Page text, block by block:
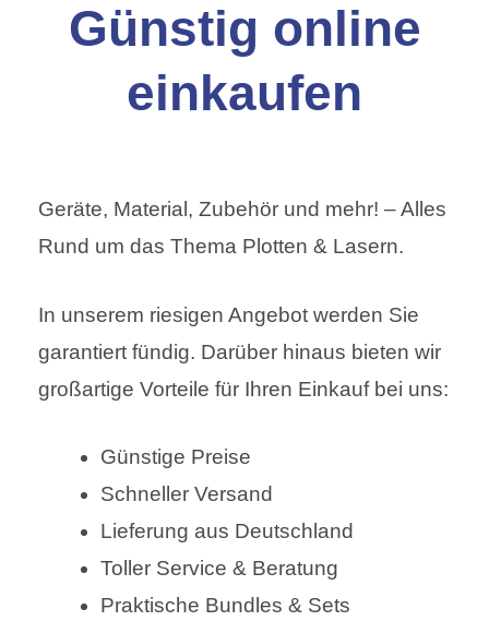
Günstig online
einkaufen
Geräte, Material, Zubehör und mehr! – Alles
Rund um das Thema Plotten & Lasern.
In unserem riesigen Angebot werden Sie
garantiert fündig. Darüber hinaus bieten wir
großartige Vorteile für Ihren Einkauf bei uns:
Günstige Preise
Schneller Versand
Lieferung aus Deutschland
Toller Service & Beratung
Praktische Bundles & Sets